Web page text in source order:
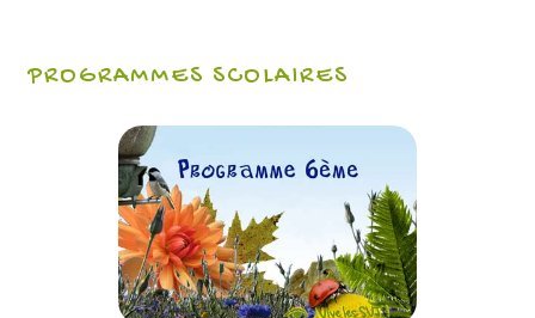
PROGRAMMES SCOLAIRES